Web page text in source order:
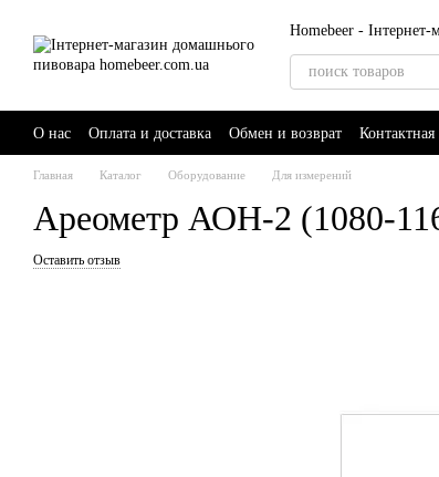
Homebeer -
О нас Оплата и доставка Обмен и возврат
Главная Каталог Оборудование Для измерений
Ареометр АОН-2 (1080-
Оставить отзыв